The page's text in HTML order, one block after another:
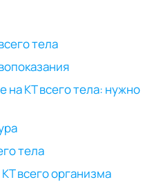
тела
на КТ всего тела: нужно
тела
всего организма